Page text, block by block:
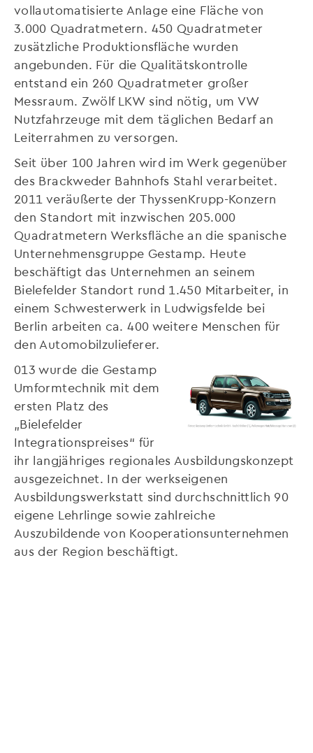
vollautomatisierte Anlage eine Fläche von
3.000 Quadratmetern. 450 Quadratmeter
zusätzliche Produktionsfläche wurden
angebunden. Für die Qualitätskontrolle
entstand ein 260 Quadratmeter großer
Messraum. Zwölf LKW sind nötig, um VW
Nutzfahrzeuge mit dem täglichen Bedarf an
Leiterrahmen zu versorgen.
Seit über 100 Jahren wird im Werk gegenüber
des Brackweder Bahnhofs Stahl verarbeitet.
2011 veräußerte der ThyssenKrupp-Konzern
den Standort mit inzwischen 205.000
Quadratmetern Werksfläche an die spanische
Unternehmensgruppe Gestamp. Heute
beschäftigt das Unternehmen an seinem
Bielefelder Standort rund 1.450 Mitarbeiter, in
einem Schwesterwerk in Ludwigsfelde bei
Berlin arbeiten ca. 400 weitere Menschen für
den Automobilzulieferer.
013 wurde die Gestamp
Umformtechnik mit dem
ersten Platz des
„Bielefelder
Integrationspreises“ für
ihr langjähriges regionales Ausbildungskonzept
ausgezeichnet. In der werkseigenen
Ausbildungswerkstatt sind durchschnittlich 90
eigene Lehrlinge sowie zahlreiche
Auszubildende von Kooperationsunternehmen
aus der Region beschäftigt.